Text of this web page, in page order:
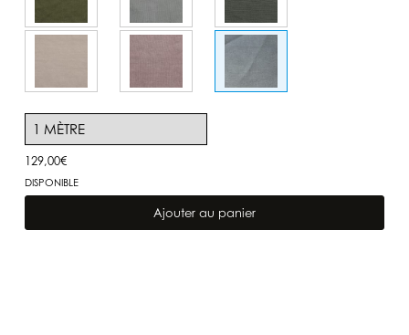
129,00€
DISPONIBLE
quantité
Ajouter au panier